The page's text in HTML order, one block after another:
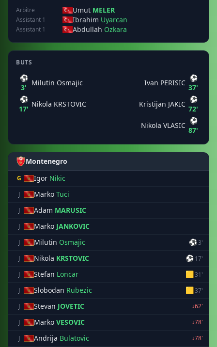
Arbitre
Umut MELER
Assistant 1 Ibrahim Uyarcan
Assistant 1 Abdullah Ozkara
BUTS
⚽
3'
Milutin Osmajic
⚽
17'
Nikola KRSTOVIC
Ivan PERISIC
⚽
37'
Kristijan JAKIC
⚽
72'
Nikola VLASIC
⚽
87'
Montenegro
G Igor Nikic
J Marko Tuci
J Adam MARUSIC
J Marko JANKOVIC
J Milutin Osmajic ⚽3'
J
Nikola KRSTOVIC ⚽ 17'
J
Stefan Loncar 🟨31'
J
Slobodan Rubezic 🟨37'
J
Stevan JOVETIC
↓62'
J
Marko VESOVIC
↓78'
J
Andrija Bulatovic ↓78'